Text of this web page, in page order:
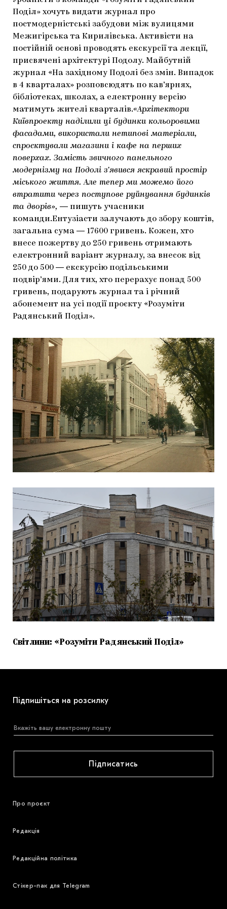
ГАЛЕРЕЇ
АРТЦЕНТРИ
КНИЖКИ І ЖУРНАЛИ
ЯК ПІДТРИМУВАТИ УКРАЇНСЬКЕ МИСТЕЦТВО
МАРІУПОЛЬСЬКІ МАРГІНАЛІЇ
CARPATHIAN CULT ПРО РІЗДВЯНІ СВЯТА
Поділ» хочуть видати журнал про
постмодерністські забудови між вулицями
Межигірська та Кирилівська. Активісти на
постійній основі проводять екскурсії та лекції,
присвячені архітектурі Подолу. Майбутній
журнал «На західному Подолі без змін. Випадок
в 4 кварталах» розповсюдять по кав’ярнях,
бібліотеках, школах, а електронну версію
матимуть жителі кварталів.«Архітектори
Київпроекту наділили ці будинки кольоровими
фасадами, використали нетипові матеріали,
спроєктували магазини і кафе на перших
поверхах. Замість звичного панельного
модернізму на Подолі з’явився яскравий простір
міського життя. Але тепер ми можемо його
втратити через поступове руйнування будинків
та дворів», ― пишуть учасники
команди.Ентузіасти залучають до збору коштів,
загальна сума ― 17600 гривень. Кожен, хто
внесе пожертву до 250 гривень отримають
електронний варіант журналу, за внесок від
250 до 500 ― екскурсію подільськими
подвір’ями. Для тих, хто перерахує понад 500
гривень, подарують журнал та і річний
абонемент на усі події проєкту «Розуміти
Радянський Поділ».
Світлини: «Розуміти Радянський Поділ»
Підпишіться на розсилку
Підписатись
Про проєкт
Редакція
Редакційна політика
Стікер-пак для Telegram